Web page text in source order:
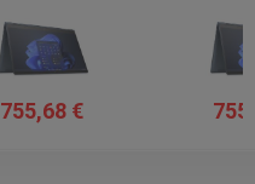
755,68 €